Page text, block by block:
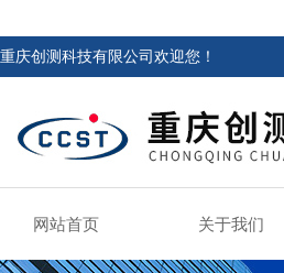
重庆创测科技有限公司欢迎您！
网站首页 关于我们